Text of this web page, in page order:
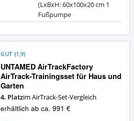
(LxBxH: 60x100x20 cm 1
Fußpumpe
UNTAMED AirTrackFactory
AirTrack-Trainingsset für Haus und
Garten
GUT (1,9)
4. Platzim AirTrack-Set-Vergleich
erhältlich ab ca. 991 €